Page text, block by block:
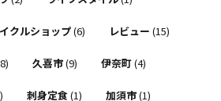
クルショップ(6) レビュー (15)
久喜市(9) 伊奈町(4)
刺身定食(1) 加須市(1)